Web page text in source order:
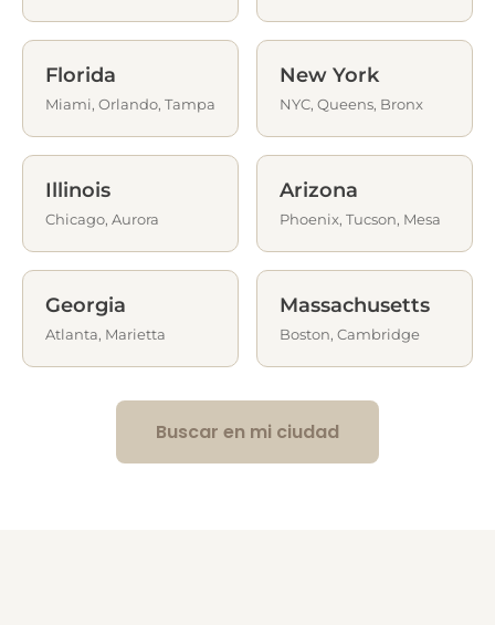
Florida
Miami, Orlando, Tampa
New York
NYC, Queens, Bronx
Illinois
Chicago, Aurora
Arizona
Phoenix, Tucson, Mesa
Georgia
Atlanta, Marietta
Massachusetts
Boston, Cambridge
Buscar en mi ciudad